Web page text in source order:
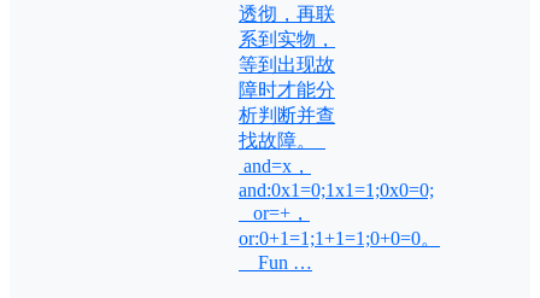
透彻，再联
系到实物，
等到出现故
障时才能分
析判断并查
找故障。
and=x，
and:0x1=0;1x1=1;0x0=0;
or=+，
or:0+1=1;1+1=1;0+0=0。
Fun …